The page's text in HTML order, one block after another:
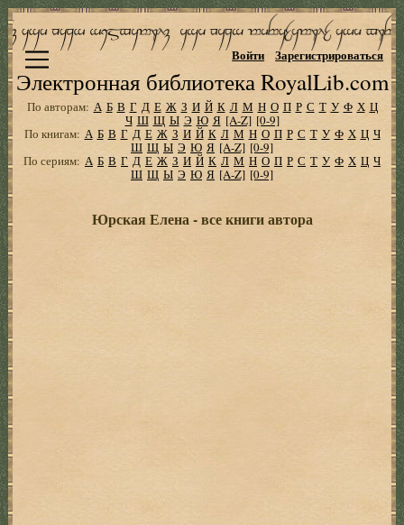
Электронная библиотека RoyalLib.com
Войти Зарегистрироваться
По авторам: А Б В Г Д Е Ж З И Й К Л М Н О П Р С Т У Ф Х Ц
Ч Ш Щ Ы Э Ю Я [A-Z] [0-9]
По книгам: А Б В Г Д Е Ж З И Й К Л М Н О П Р С Т У Ф Х Ц Ч
Ш Щ Ы Э Ю Я [A-Z] [0-9]
По сериям: А Б В Г Д Е Ж З И Й К Л М Н О П Р С Т У Ф Х Ц Ч
Ш Щ Ы Э Ю Я [A-Z] [0-9]
Юрская Елена - все книги автора